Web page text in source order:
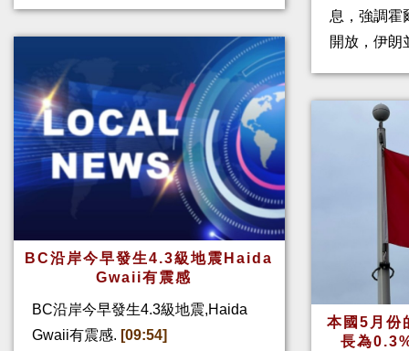
BC沿岸今早發生4.3級地震Haida
Gwaii有震感
BC沿岸今早發生4.3級地震,Haida
Gwaii有震感. [09:54]
息，強調霍
開放，伊
本國5月份
長為